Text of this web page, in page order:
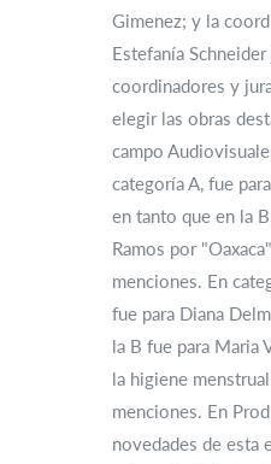
Gimenez; y la
Estefanía
coordinadores y
elegir las obras
campo
categoría A, fue
en tanto que en la
Ramos por
menciones. En
fue para Diana
la B fue para Maria
la higiene
menciones. En
novedades de esta